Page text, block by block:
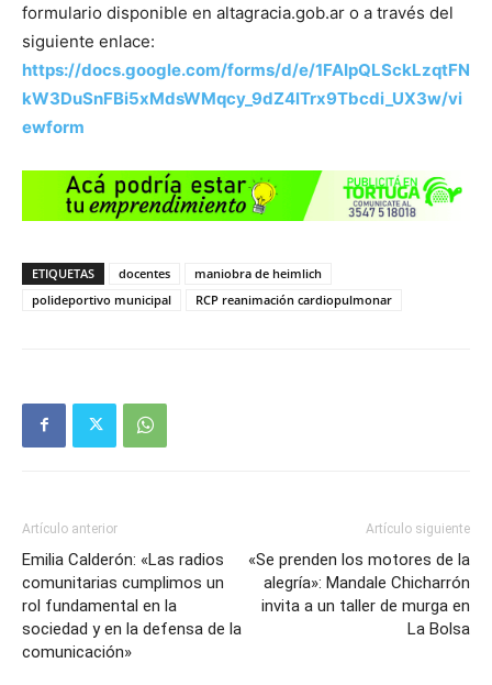
formulario disponible en altagracia.gob.ar o a través del
siguiente enlace:
https://docs.google.com/forms/d/e/1FAIpQLSckLzqtFN
kW3DuSnFBi5xMdsWMqcy_9dZ4lTrx9Tbcdi_UX3w/vi
ewform
ETIQUETAS docentes
maniobra de heimlich
polideportivo municipal
RCP reanimación cardiopulmonar
Artículo anterior
Emilia Calderón: «Las radios
comunitarias cumplimos un
rol fundamental en la
sociedad y en la defensa de la
comunicación»
Artículo siguiente
«Se prenden los motores de la
alegría»: Mandale Chicharrón
invita a un taller de murga en
La Bolsa